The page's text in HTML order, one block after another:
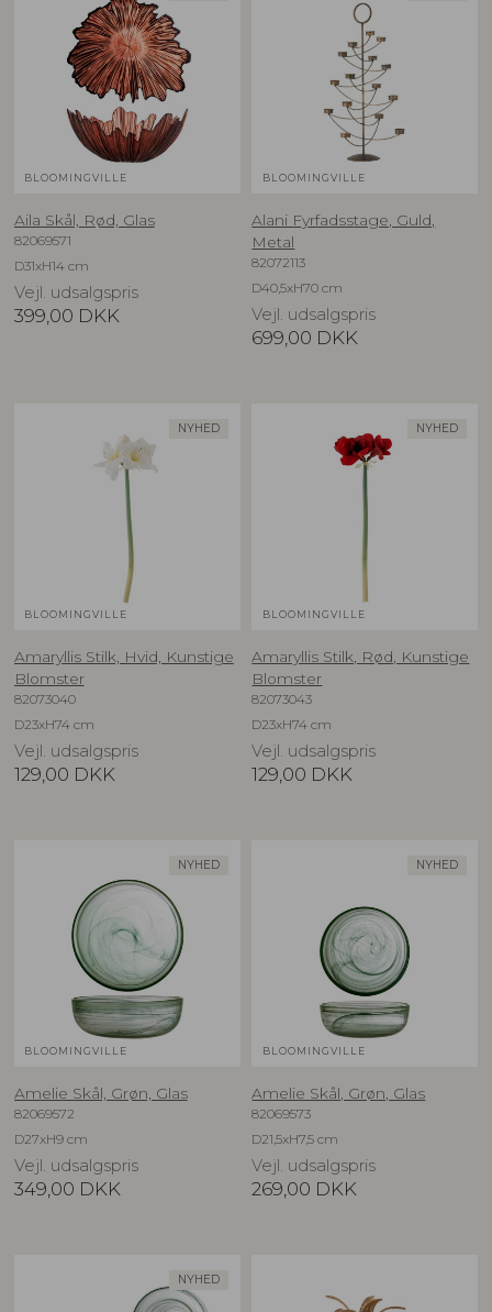
BLOOMINGVILLE
Aila Skål, Rød, Glas
82069571
D31xH14 cm
Vejl. udsalgspris
399,00 DKK
BLOOMINGVILLE
Alani Fyrfadsstage, Guld,
Metal
82072113
D40,5xH70 cm
Vejl. udsalgspris
699,00 DKK
NYHED
BLOOMINGVILLE
Amaryllis Stilk, Hvid, Kunstige
Blomster
82073040
D23xH74 cm
Vejl. udsalgspris
129,00 DKK
NYHED
BLOOMINGVILLE
Amaryllis Stilk, Rød, Kunstige
Blomster
82073043
D23xH74 cm
Vejl. udsalgspris
129,00 DKK
NYHED
BLOOMINGVILLE
Amelie Skål, Grøn, Glas
82069572
D27xH9 cm
Vejl. udsalgspris
349,00 DKK
NYHED
BLOOMINGVILLE
Amelie Skål, Grøn, Glas
82069573
D21,5xH7,5 cm
Vejl. udsalgspris
269,00 DKK
NYHED